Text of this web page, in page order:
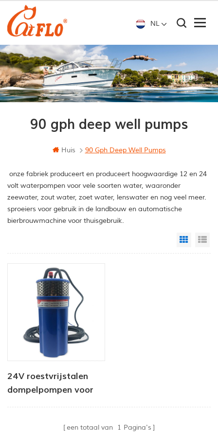
NL
90 gph deep well pumps
Huis 90 Gph Deep Well Pumps
onze fabriek produceert en produceert hoogwaardige 12 en 24
volt waterpompen voor vele soorten water, waaronder
zeewater, zout water, zoet water, lenswater en nog veel meer.
sproeiers voor gebruik in de landbouw en automatische
bierbrouwmachine voor thuisgebruik.
Grid
24V roestvrijstalen
dompelpompen voor
een totaal van 1 Pagina's